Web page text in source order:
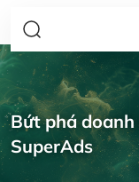
Bứt phá
SuperAds